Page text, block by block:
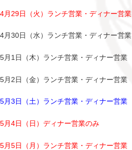
4月29日（火）ランチ営業・ディナー営業
4月30日（水）ランチ営業・ディナー営業
5月1日（木）ランチ営業・ディナー営業
5月2日（金）ランチ営業・ディナー営業
5月3日（土）ランチ営業・ディナー営業
5月4日（日）ディナー営業のみ
5月5日（月）ランチ営業・ディナー営業